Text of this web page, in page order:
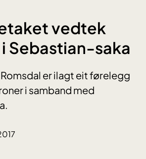
vedtek
Sebastian-saka
er ilagt eit førelegg
i samband med